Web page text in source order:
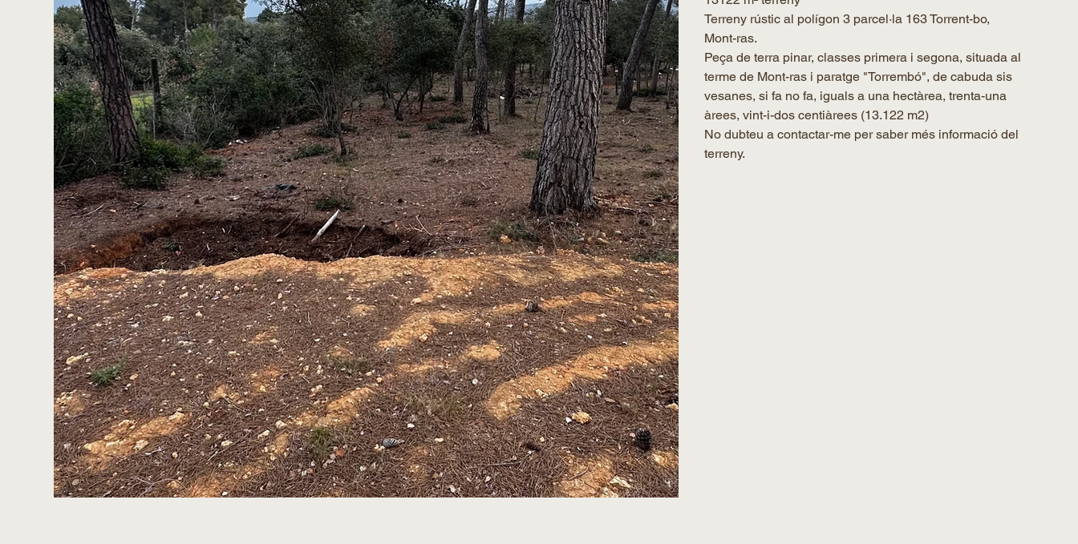
Terreny rústic al polígon 3 parcel·la 163 Torrent-bo,
Mont-ras.
Peça de terra pinar, classes primera i segona, situada al
terme de Mont-ras i paratge "Torrembó", de cabuda sis
vesanes, si fa no fa, iguals a una hectàrea, trenta-una
àrees, vint-i-dos centiàrees (13.122 m2)
No dubteu a contactar-me per saber més informació del
terreny.